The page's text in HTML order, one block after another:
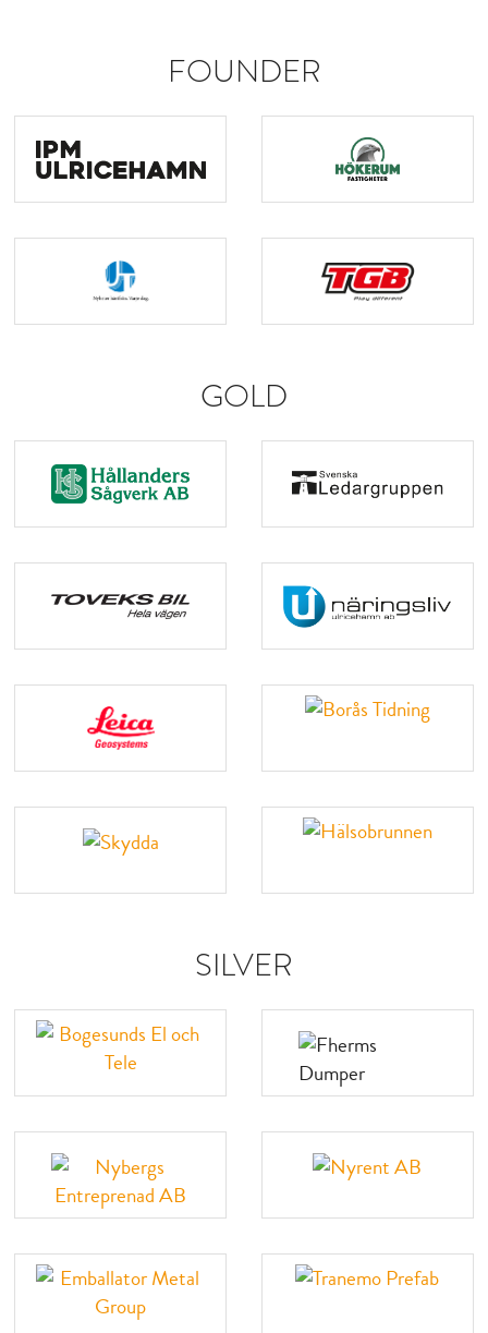
FOUNDER
GOLD
SILVER